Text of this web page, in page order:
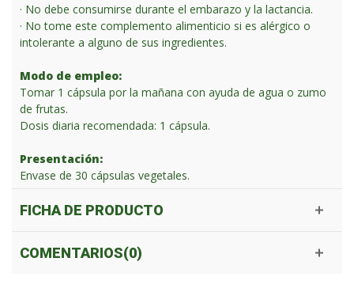
· No debe consumirse durante el embarazo y la lactancia.
· No tome este complemento alimenticio si es alérgico o
intolerante a alguno de sus ingredientes.
Modo de empleo:
Tomar 1 cápsula por la mañana con ayuda de agua o zumo
de frutas.
Dosis diaria recomendada: 1 cápsula.
Presentación:
Envase de 30 cápsulas vegetales.
FICHA DE PRODUCTO
COMENTARIOS(0)